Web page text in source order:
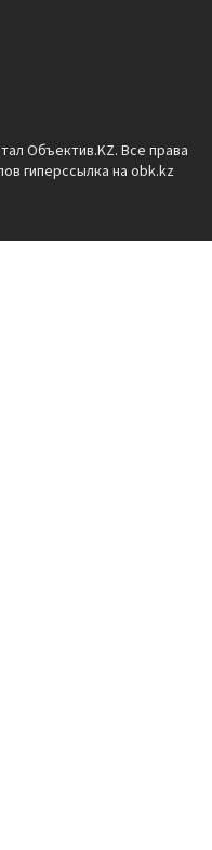
Объектив.KZ. Все права
гиперссылка на obk.kz